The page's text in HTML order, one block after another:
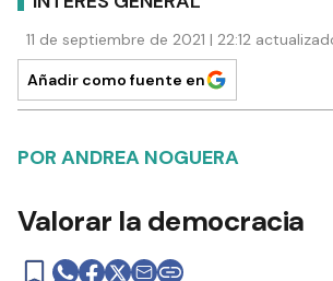
11 de septiembre de 2021 | 22:12
Añadir como fuente en
POR ANDREA NOGUERA
Valorar la democracia